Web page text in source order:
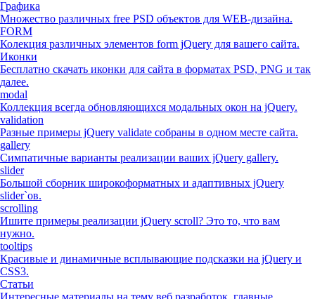
Графика
Множество различных free PSD объектов для WEB-дизайна.
FORM
Колекция различных элементов form jQuery для вашего сайта.
Иконки
Бесплатно скачать иконки для сайта в форматах PSD, PNG и так
далее.
modal
Коллекция всегда обновляющихся модальных окон на jQuery.
validation
Разные примеры jQuery validate собраны в одном месте сайта.
gallery
Симпатичные варианты реализации ваших jQuery gallery.
slider
Большой сборник широкоформатных и адаптивных jQuery
slider`ов.
scrolling
Ишите примеры реализации jQuery scroll? Это то, что вам
нужно.
tooltips
Красивые и динамичные всплывающие подсказки на jQuery и
CSS3.
Статьи
Интересные материалы на тему веб разработок, главные